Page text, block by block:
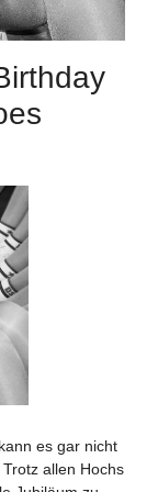
es gar nicht
allen Hochs